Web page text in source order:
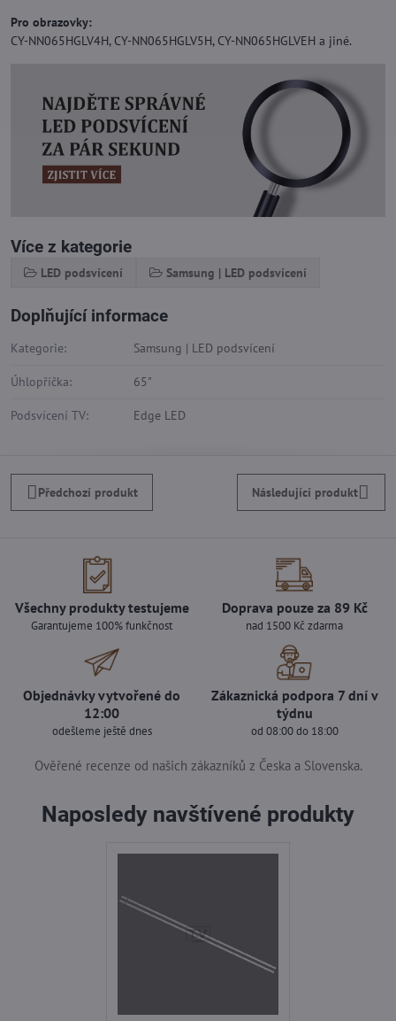
Pro obrazovky:
CY-NN065HGLV4H, CY-NN065HGLV5H, CY-NN065HGLVEH a jiné.
Více z kategorie
LED podsvícení Samsung | LED podsvícení
Doplňující informace
Kategorie: Samsung | LED podsvícení
Úhlopříčka: 65"
Podsvícení TV: Edge LED
Předchozí produkt Následující produkt
Všechny produkty testujeme
Garantujeme 100% funkčnost
Doprava pouze za 89 Kč
nad 1500 Kč zdarma
Objednávky vytvořené do
12:00
odešleme ještě dnes
Zákaznická podpora 7 dní v
týdnu
od 08:00 do 18:00
Ověřené recenze od našich zákazníků z Česka a Slovenska.
Naposledy navštívené produkty